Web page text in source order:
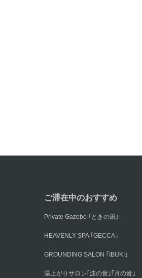
ご滞在中のおすすめ
Private Gazebo ｢ときの凪｣
HEAVENLY SPA ｢GECCA｣
GROUNDING SALON ｢IBUKI｣
湯上がりサロン｢波の音｣｢月の音｣